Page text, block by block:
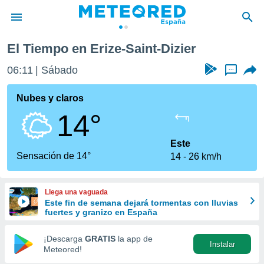
de
por
que se
calidad.
a este
las
y
forma
digital
basada
El Tiempo en Erize-Saint-Dizier
06:11 Sábado ...
Nubes y claros
14°
Sensación de 14°
Este
14
26 km/h
Llega una vaguada
Este fin de semana dejará tormentas con lluvias
fuertes y granizo en España
¡Descarga GRATIS la app de
Meteored!
Instalar